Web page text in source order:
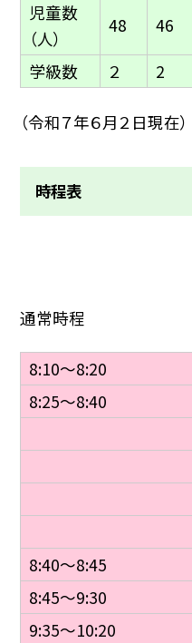
児童数
（人）
48 46
学級数 ２ 2
（令和７年６月２日現在）
時程表
通常時程
8:10〜8:20
8:25〜8:40
8:40〜8:45
8:45〜9:30
9:35〜10:20